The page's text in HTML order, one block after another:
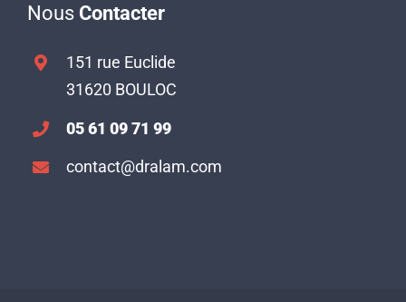
Nous Contacter
151 rue Euclide
31620 BOULOC
05 61 09 71 99
contact@dralam.com